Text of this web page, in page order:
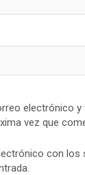
electrónico y
vez que
con los